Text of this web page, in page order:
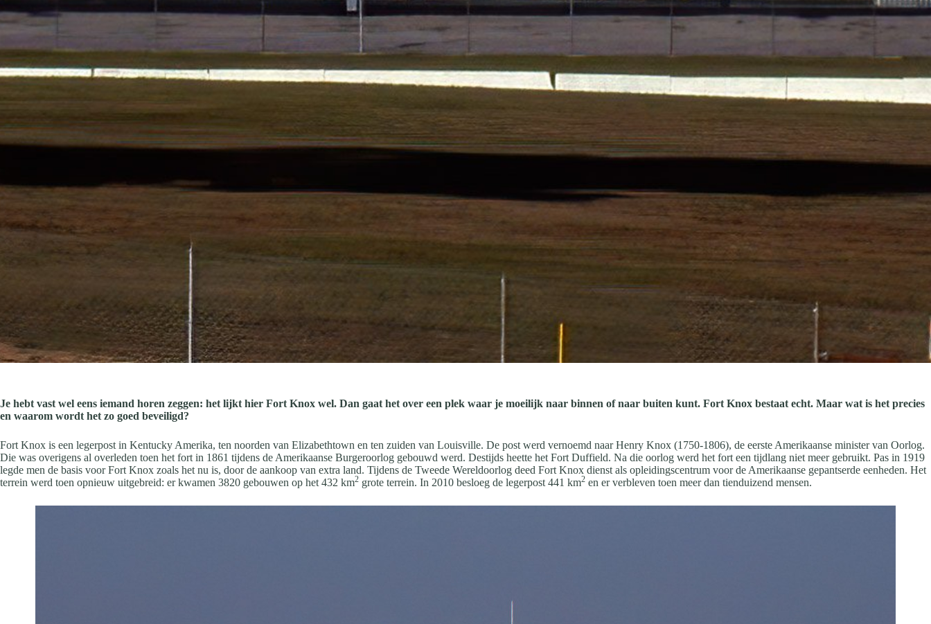
Je hebt vast wel eens iemand horen zeggen: het lijkt hier Fort Knox wel. Dan gaat het over een plek waar je moeilijk naar binnen of naar buiten kunt. Fort Knox bestaat echt. Maar wat is het precies
en waarom wordt het zo goed beveiligd?
Fort Knox is een legerpost in Kentucky Amerika, ten noorden van Elizabethtown en ten zuiden van Louisville. De post werd vernoemd naar Henry Knox (1750-1806), de eerste Amerikaanse minister van Oorlog.
Die was overigens al overleden toen het fort in 1861 tijdens de Amerikaanse Burgeroorlog gebouwd werd. Destijds heette het Fort Duffield. Na die oorlog werd het fort een tijdlang niet meer gebruikt. Pas in 1919
legde men de basis voor Fort Knox zoals het nu is, door de aankoop van extra land. Tijdens de Tweede Wereldoorlog deed Fort Knox dienst als opleidingscentrum voor de Amerikaanse gepantserde eenheden. Het
terrein werd toen opnieuw uitgebreid: er kwamen 3820 gebouwen op het 432 km2 grote terrein. In 2010 besloeg de legerpost 441 km2 en er verbleven toen meer dan tienduizend mensen.